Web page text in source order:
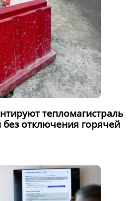
тепломагистраль
без отключения горячей